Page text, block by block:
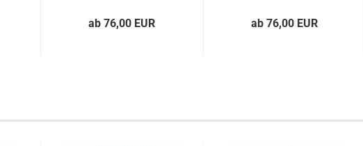
ab 76,00 EUR ab 76,00 EUR